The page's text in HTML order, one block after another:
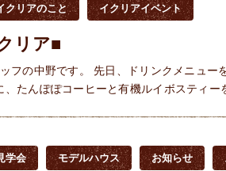
クリアのこと イクリアイベント
リア■
フの中野です。 先日、ドリンクメニュー
、たんぽぽコーヒーと有機ルイボスティー
学会 モデルハウス お知らせ